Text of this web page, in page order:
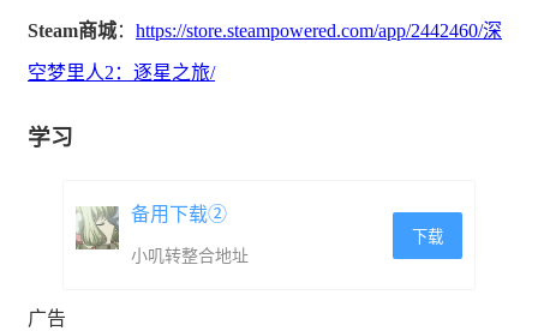
Steam商城： https://store.steampowered.com/app/2442460/深
空梦里人2：逐星之旅/
学习
备用下载②
小叽转整合地址
下载
广告